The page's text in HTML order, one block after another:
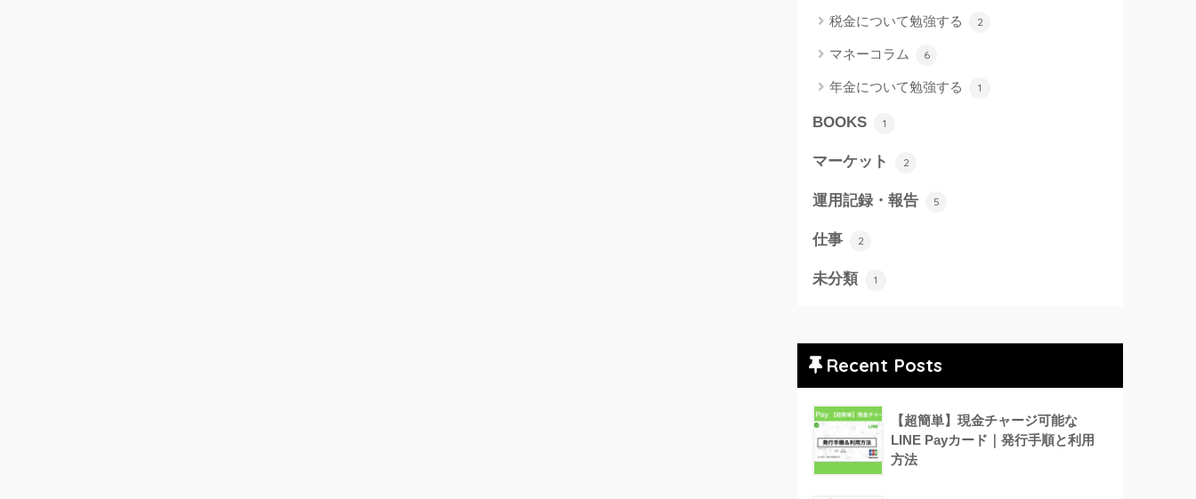
税金について勉強する 2
マネーコラム 6
年金について勉強する 1
BOOKS 1
マーケット 2
運用記録・報告 5
仕事 2
未分類 1
Recent Posts
【超簡単】現金チャージ可能な
LINE Payカード｜発行手順と利用
方法